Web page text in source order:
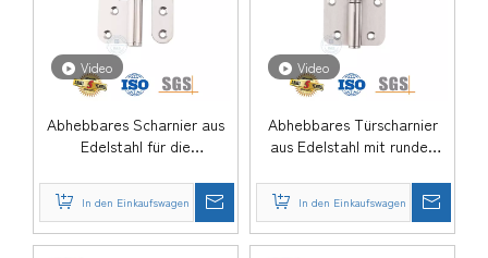
Video
Abhebbares Scharnier aus
Edelstahl für die
In den Einkaufswagen
Video
Abhebbares Türscharnier
aus Edelstahl mit runden
In den Einkaufswagen